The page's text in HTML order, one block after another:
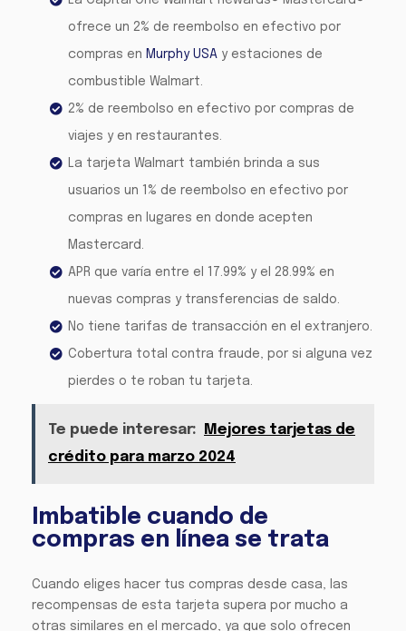
ofrece un 2% de reembolso en efectivo por
compras en Murphy USA y estaciones de
combustible Walmart.
2% de reembolso en efectivo por compras de
viajes y en restaurantes.
La tarjeta Walmart también brinda a sus
usuarios un 1% de reembolso en efectivo por
compras en lugares en donde acepten
Mastercard.
APR que varía entre el 17.99% y el 28.99% en
nuevas compras y transferencias de saldo.
No tiene tarifas de transacción en el extranjero.
Cobertura total contra fraude, por si alguna vez
pierdes o te roban tu tarjeta.
Te puede interesar:
Mejores tarjetas de
crédito para marzo 2024
Imbatible cuando de
compras en línea se trata
Cuando eliges hacer tus compras desde casa, las
recompensas de esta tarjeta supera por mucho a
otras similares en el mercado, ya que solo ofrecen